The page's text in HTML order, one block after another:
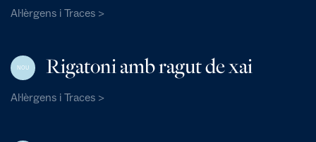
Al·lèrgens i Traces >
NOU Rigatoni amb ragut de xai
Al·lèrgens i Traces >